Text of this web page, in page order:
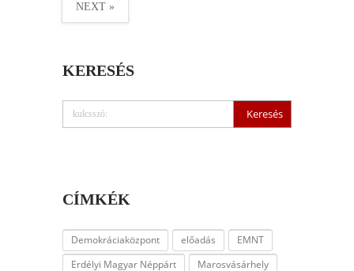
NEXT »
KERESÉS
CÍMKÉK
Demokráciaközpont előadás
EMNT
Erdélyi Magyar Néppárt
Marosvásárhely